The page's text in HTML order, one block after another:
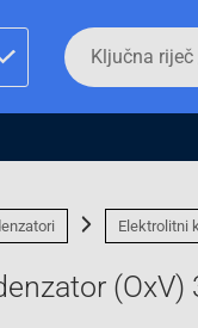
proizvoda i
Da
biste
potražili
proizvod,
broj,
EAN
serijski
Elektrolitni